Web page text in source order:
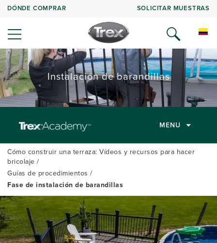
DÓNDE COMPRAR SOLICITAR MUESTRAS
Instalación de barandillas
MENU
Cómo construir una terraza: Vídeos y recursos para hacer
bricolaje
Guías de procedimientos
Fase de instalación de barandillas